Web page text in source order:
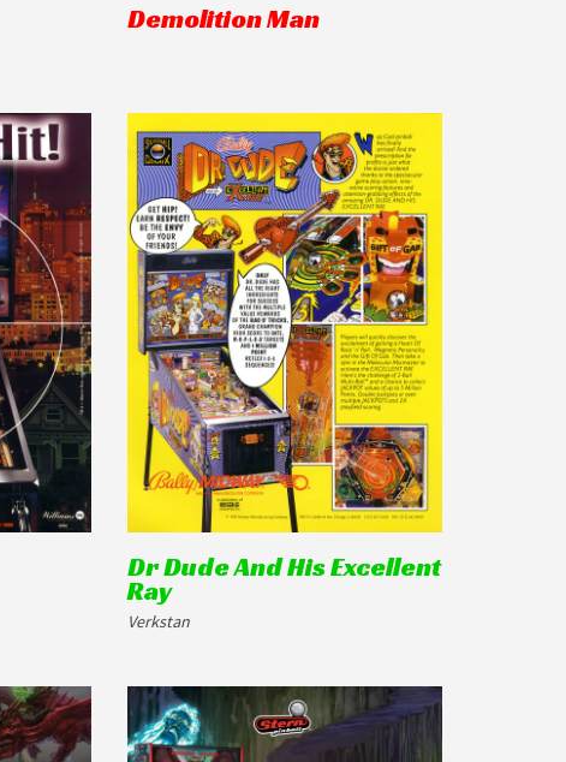
Demolition Man
Dr Dude And His Excellent
Ray
Verkstan